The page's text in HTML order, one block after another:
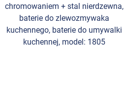
chromowaniem + stal nierdzewna,
baterie do zlewozmywaka
kuchennego, baterie do umywalki
kuchennej, model: 1805